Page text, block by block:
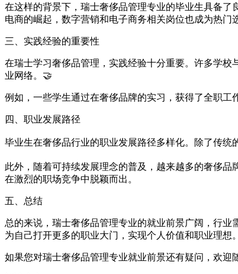
在这样的背景下，瑞士奢侈品管理专业的毕业生具备
电商的崛起，数字营销和电子商务相关岗位也成为热门
三、实践经验的重要性
在瑞士学习奢侈品管理，实践经验十分重要。许多学
业网络。🤝
例如，一些学生通过在奢侈品牌的实习，获得了全职工
四、职业发展路径
毕业生在奢侈品行业的职业发展路径多样化。除了传
此外，随着可持续发展理念的普及，越来越多的奢侈
在激烈的职场竞争中脱颖而出。
五、总结
总的来说，瑞士奢侈品管理专业的就业前景广阔，行
为自己打开更多的职业大门，实现个人价值和职业理想
如果您对瑞士奢侈品管理专业就业前景还有疑问，欢迎